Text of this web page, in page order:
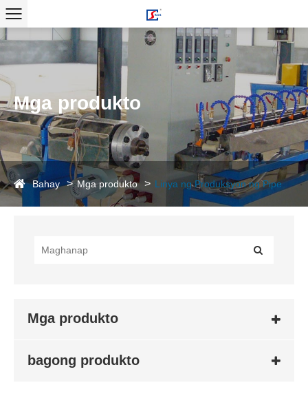
Mga produkto
Bahay Mga produkto Linya ng Produksyon ng Pipe
Mga produkto
bagong produkto